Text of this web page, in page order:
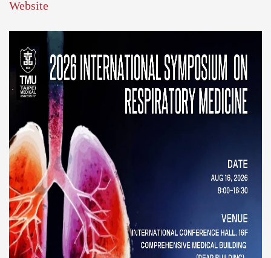
Website